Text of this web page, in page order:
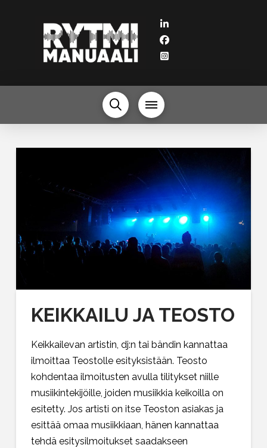
KEIKKAILU JA TEOSTO
Keikkailevan artistin, dj:n tai bändin kannattaa
ilmoittaa Teostolle esityksistään. Teosto
kohdentaa ilmoitusten avulla tilitykset niille
musiikintekijöille, joiden musiikkia keikoilla on
esitetty. Jos artisti on itse Teoston asiakas ja
esittää omaa musiikkiaan, hänen kannattaa
tehdä esitysilmoitukset saadakseen